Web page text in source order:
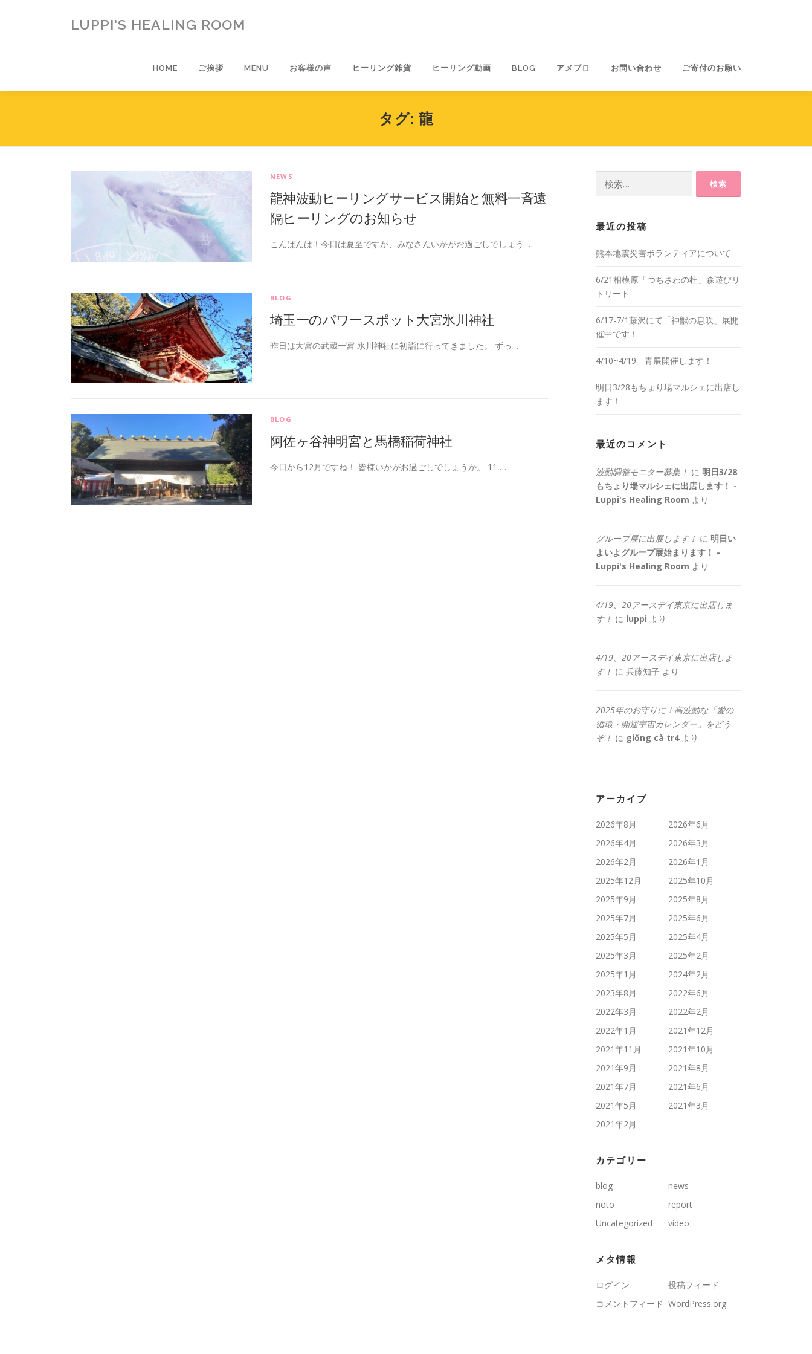
ス
LUPPI'S HEALING ROOM
HOME ご挨拶 MENU お客様の声 ヒーリング雑貨 ヒーリング動画 BLOG アメブロ お問い合わせ ご寄付のお願い
タグ: 龍
NEWS
龍神波動ヒーリングサービス開始と無料一斉遠
隔ヒーリングのお知らせ
こんばんは！今日は夏至ですが、みなさんいかがお過ごしでしょう …
BLOG
埼玉一のパワースポット大宮氷川神社
昨日は大宮の武蔵一宮 氷川神社に初詣に行ってきました。 ずっ …
BLOG
阿佐ヶ谷神明宮と馬橋稲荷神社
今日から12月ですね！ 皆様いかがお過ごしでしょうか。 11 …
最近の投稿
熊本地震災害ボランティアについて
6/21相模原「つちさわの杜」森遊びリ
トリート
6/17-7/1藤沢にて「神獣の息吹」展開
催中です！
4/10~4/19 青展開催します！
明日3/28もちょり場マルシェに出店し
ます！
最近のコメント
波動調整モニター募集！ に 明日3/28
もちょり場マルシェに出店します！ -
Luppi's Healing Room より
グループ展に出展します！ に 明日い
よいよグループ展始まります！ -
Luppi's Healing Room より
4/19、20アースデイ東京に出店しま
す！ に luppi より
4/19、20アースデイ東京に出店しま
す！ に 兵藤知子 より
2025年のお守りに！高波動な「愛の
循環・開運宇宙カレンダー」をどう
ぞ！ に giống cà tr4より
アーカイブ
2026年8月
2026年6月
2026年4月
2026年3月
2026年2月
2026年1月
2025年12月
2025年10月
2025年9月
2025年8月
2025年7月
2025年6月
2025年5月
2025年4月
2025年3月
2025年2月
2025年1月
2024年2月
2023年8月
2022年6月
2022年3月
2022年2月
2022年1月
2021年12月
2021年11月
2021年10月
2021年9月
2021年8月
2021年7月
2021年6月
2021年5月
2021年3月
2021年2月
カテゴリー
blog
news
noto
report
Uncategorized
video
メタ情報
ログイン
投稿フィード
コメントフィード WordPress.org